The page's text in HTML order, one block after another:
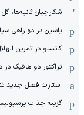
شکارچیان ثانیه‌ها،
یاسین در دو راهی
کانسلو در تمرین
تراکتور دو هافبک در
استارت فصل جدید
گزینه جذاب